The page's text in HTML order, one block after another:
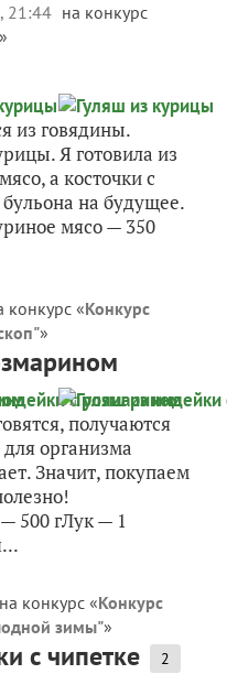
21:44 на конкурс
»
из говядины.
Я готовила из
а косточки с
на будущее.
мясо — 350
конкурс «Конкурс
»
получаются
организма
Значит, покупаем
500 гЛук — 1
на конкурс «Конкурс
зимы"»
с чипетке 2